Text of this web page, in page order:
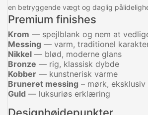
en betryggende vægt og daglig
Premium finishes
Krom — spejlblank og nem at
Messing — varm, traditionel
Nikkel — blød, moderne glans
Bronze — rig, klassisk dybde
Kobber — kunstnerisk varme
Bruneret messing – mørk,
Guld — luksuriøs erklæring